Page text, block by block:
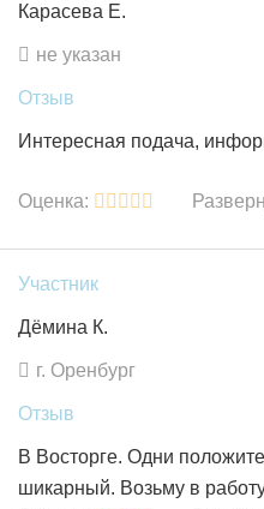
Карасева Е.
не указан
Отзыв
Интересная подача,
Оценка:
Участник
Дёмина К.
г. Оренбург
Отзыв
В Восторге. Одни
шикарный. Возьму в